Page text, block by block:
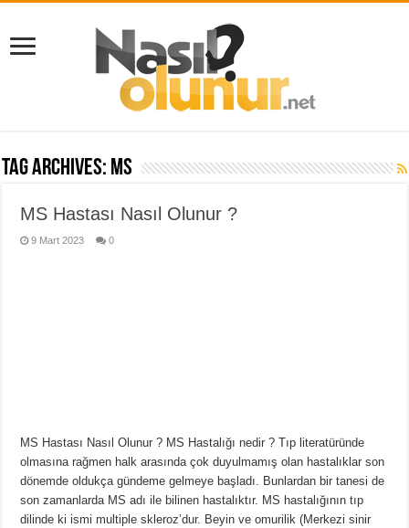
Tag Archives: MS
MS Hastası Nasıl Olunur ?
9 Mart 2023 0
MS Hastası Nasıl Olunur ? MS Hastalığı nedir ? Tıp literatüründe
olmasına rağmen halk arasında çok duyulmamış olan hastalıklar son
dönemde oldukça gündeme gelmeye başladı. Bunlardan bir tanesi de
son zamanlarda MS adı ile bilinen hastalıktır. MS hastalığının tıp
dilinde ki ismi multiple skleroz’dur. Beyin ve omurilik (Merkezi sinir